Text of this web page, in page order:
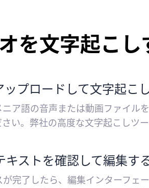
を文字起こ
ップロードして文字起こ
ア語の音声または動画ファイル
い。弊社の高度な文字起こしツ
キストを確認して編集す
完了したら、編集インターフェ